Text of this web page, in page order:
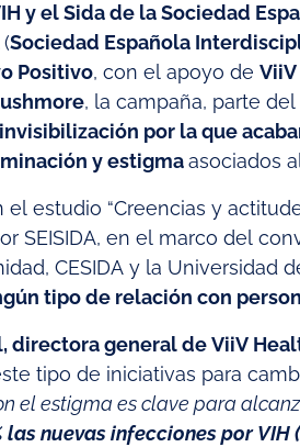
y el Sida de la Sociedad
(Sociedad Española
Positivo, con el apoyo de
, la campaña, parte
invisibilización por la que
y estigmaasociados
el estudio “Creencias y
SEISIDA, en el marco del
CESIDA y la Universidad
tipo de relación con
directora general de ViiV
tipo de iniciativas para
el estigma es clave para
las nuevas infecciones por VIH